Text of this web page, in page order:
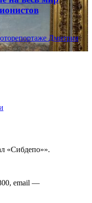
Дмитрия
«Сибдепо»».
email —